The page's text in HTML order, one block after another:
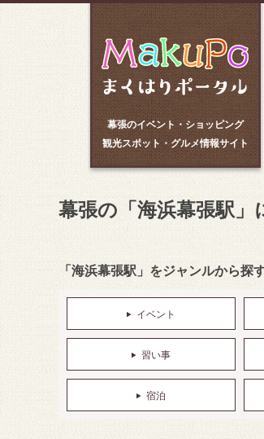
幕張のイベント・ショッピング
観光スポット・グルメ情報サイト
幕張の「海浜幕張駅」
「海浜幕張駅」をジャンルから探
イベント
習い事
宿泊